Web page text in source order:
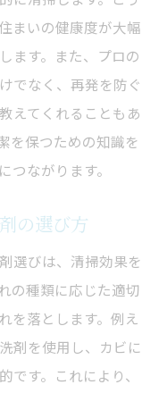
極め方
の選び方
ニング保証
ス選択のポイン
え
を楽しむ
に取り入れる方
コツ
まいの健康度が大幅
ます。また、プロの
でなく、再発を防ぐ
えてくれることもあ
を保つための知識を
つながります。
の選び方
選びは、清掃効果を
の種類に応じた適切
を落とします。例え
剤を使用し、カビに
す。これにより、